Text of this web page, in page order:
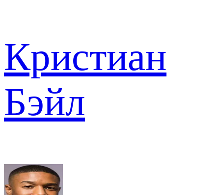
Кристиан
Бэйл